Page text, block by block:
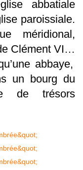
abbatiale
paroissiale.
méridional,
Clément VI…
abbaye,
un bourg du
de trésors